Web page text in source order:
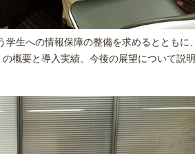
生への情報保障の整備を求めるとともに、
概要と導入実績、今後の展望について説明